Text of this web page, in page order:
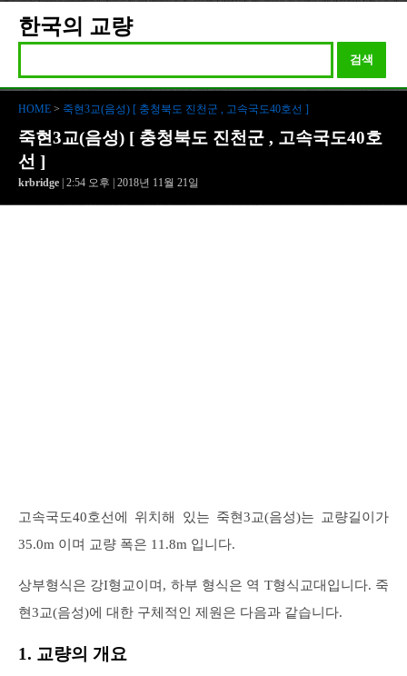
한국의 교량
검색
HOME > 죽현3교(음성) [ 충청북도 진천군 , 고속국도40호선 ]
죽현3교(음성) [ 충청북도 진천군 , 고속국도40호
선 ]
krbridge | 2:54 오후 | 2018년 11월 21일
고속국도40호선에 위치해 있는 죽현3교(음성)는 교량길이가
35.0m 이며 교량 폭은 11.8m 입니다.
상부형식은 강I형교이며, 하부 형식은 역 T형식교대입니다. 죽
현3교(음성)에 대한 구체적인 제원은 다음과 같습니다.
1. 교량의 개요